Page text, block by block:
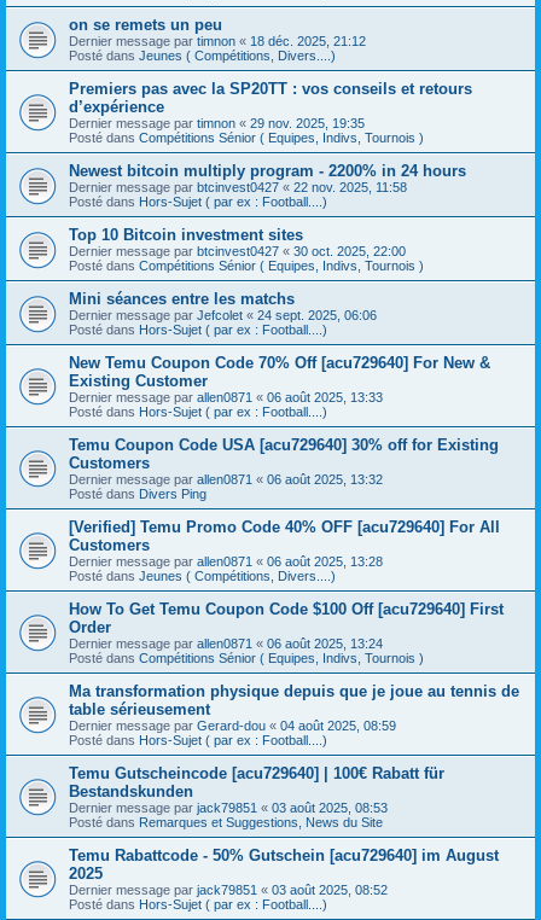
on se remets un peu
Dernier message par timnon « 18 déc. 2025, 21:12
Posté dans Jeunes ( Compétitions, Divers....)
Premiers pas avec la SP20TT : vos conseils et retours
d’expérience
Dernier message par timnon « 29 nov. 2025, 19:35
Posté dans Compétitions Sénior ( Equipes, Indivs, Tournois )
Newest bitcoin multiply program - 2200% in 24 hours
Dernier message par btcinvest0427 « 22 nov. 2025, 11:58
Posté dans Hors-Sujet ( par ex : Football....)
Top 10 Bitcoin investment sites
Dernier message par btcinvest0427 « 30 oct. 2025, 22:00
Posté dans Compétitions Sénior ( Equipes, Indivs, Tournois )
Mini séances entre les matchs
Dernier message par Jefcolet « 24 sept. 2025, 06:06
Posté dans Hors-Sujet ( par ex : Football....)
New Temu Coupon Code 70% Off [acu729640] For New &
Existing Customer
Dernier message par allen0871 « 06 août 2025, 13:33
Posté dans Hors-Sujet ( par ex : Football....)
Temu Coupon Code USA [acu729640] 30% off for Existing
Customers
Dernier message par allen0871 « 06 août 2025, 13:32
Posté dans Divers Ping
[Verified] Temu Promo Code 40% OFF [acu729640] For All
Customers
Dernier message par allen0871 « 06 août 2025, 13:28
Posté dans Jeunes ( Compétitions, Divers....)
How To Get Temu Coupon Code $100 Off [acu729640] First
Order
Dernier message par allen0871 « 06 août 2025, 13:24
Posté dans Compétitions Sénior ( Equipes, Indivs, Tournois )
Ma transformation physique depuis que je joue au tennis de
table sérieusement
Dernier message par Gerard-dou « 04 août 2025, 08:59
Posté dans Hors-Sujet ( par ex : Football....)
Temu Gutscheincode [acu729640] | 100€ Rabatt für
Bestandskunden
Dernier message par jack79851 « 03 août 2025, 08:53
Posté dans Remarques et Suggestions, News du Site
Temu Rabattcode - 50% Gutschein [acu729640] im August
2025
Dernier message par jack79851 « 03 août 2025, 08:52
Posté dans Hors-Sujet ( par ex : Football....)